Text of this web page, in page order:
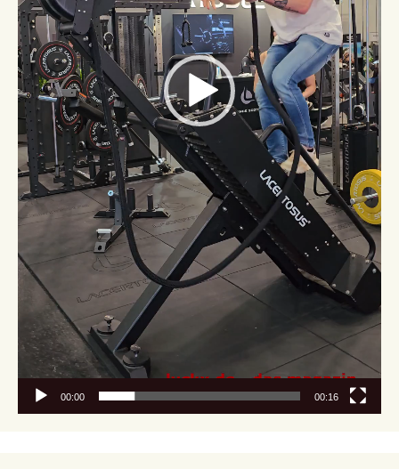
00:00 00:16